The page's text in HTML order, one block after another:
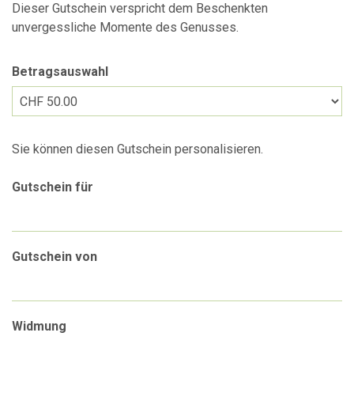
Dieser Gutschein verspricht dem Beschenkten
unvergessliche Momente des Genusses.
Betragsauswahl
Sie können diesen Gutschein personalisieren.
Gutschein für
Gutschein von
Widmung